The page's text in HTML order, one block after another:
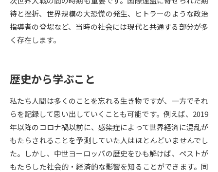
オープンキャンパスなどを調べる
オープンキャンパス検索
受験準備 資料検索
志望校・出願校を調べる
併願校選び 受験スケジュールを立てよう
待と挫折、世界規模の大恐慌の発生、ヒトラーのような政治
指導者の登場など、当時の社会には現代と共通する部分が多
く存在します。
歴史から学ぶこと
私たち人間は多くのことを忘れる生き物ですが、一方でそれ
らを記録して思い出していくことも可能です。例えば、2019
年以降のコロナ禍以前に、感染症によって世界経済に混乱が
もたらされることを予測していた人はほとんどいませんでし
た。しかし、中世ヨーロッパの歴史をひも解けば、ペストが
もたらした社会的・経済的な影響を知ることができます。同